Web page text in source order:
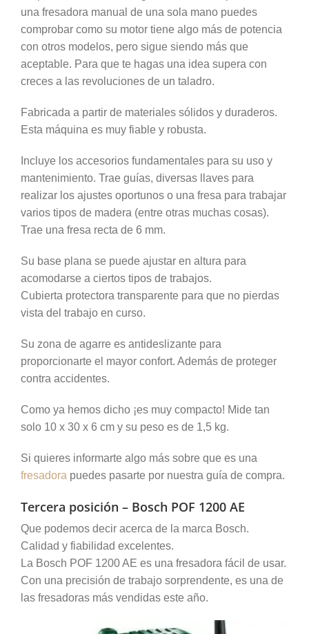
una fresadora manual de una sola mano puedes
comprobar como su motor tiene algo más de potencia
con otros modelos, pero sigue siendo más que
aceptable. Para que te hagas una idea supera con
creces a las revoluciones de un taladro.
Fabricada a partir de materiales sólidos y duraderos.
Esta máquina es muy fiable y robusta.
Incluye los accesorios fundamentales para su uso y
mantenimiento. Trae guías, diversas llaves para
realizar los ajustes oportunos o una fresa para trabajar
varios tipos de madera (entre otras muchas cosas).
Trae una fresa recta de 6 mm.
Su base plana se puede ajustar en altura para
acomodarse a ciertos tipos de trabajos.
Cubierta protectora transparente para que no pierdas
vista del trabajo en curso.
Su zona de agarre es antideslizante para
proporcionarte el mayor confort. Además de proteger
contra accidentes.
Como ya hemos dicho ¡es muy compacto! Mide tan
solo 10 x 30 x 6 cm y su peso es de 1,5 kg.
Si quieres informarte algo más sobre que es una
fresadora puedes pasarte por nuestra guía de compra.
Tercera posición – Bosch POF 1200 AE
Que podemos decir acerca de la marca Bosch.
Calidad y fiabilidad excelentes.
La Bosch POF 1200 AE es una fresadora fácil de usar.
Con una precisión de trabajo sorprendente, es una de
las fresadoras más vendidas este año.